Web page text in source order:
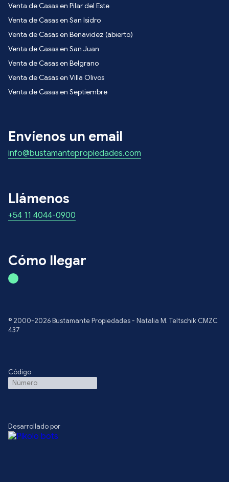
Venta de Casas en Pilar del Este
Venta de Casas en San Isidro
Venta de Casas en Benavidez (abierto)
Venta de Casas en San Juan
Venta de Casas en Belgrano
Venta de Casas en Villa Olivos
Venta de Casas en Septiembre
Envíenos un email
info@bustamantepropiedades.com
Llámenos
+54 11 4044-0900
Cómo llegar
© 2000-2026 Bustamante Propiedades - Natalia M. Teltschik CMZC
437
Código
Desarrollado por